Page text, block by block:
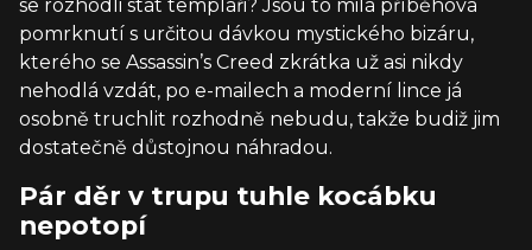
se rozhodli stát templáři? Jsou to milá příběhová
pomrknutí s určitou dávkou mystického bizáru,
kterého se Assassin’s Creed zkrátka už asi nikdy
nehodlá vzdát, po e-mailech a moderní lince já
osobně truchlit rozhodně nebudu, takže budiž jim
dostatečně důstojnou náhradou.
Pár děr v trupu tuhle kocábku
nepotopí